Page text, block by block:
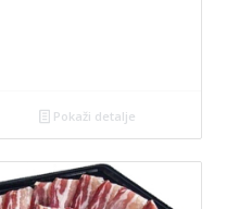
Pokaži detalje